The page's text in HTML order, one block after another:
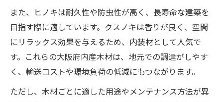
イント
リノベーション木材調達の失敗しないポイント
総まとめ
リノベーション木材調達で押さえるべき基
大阪府内産木材調達の注意点と対策まとめ
また、ヒノキは耐久性や防虫性が高く、長寿命な建築を
目指す際に適しています。クスノキは香りが良く、空間
にリラックス効果を与えるため、内装材として人気で
す。これらの大阪府内産木材は、地元での調達がしやす
く、輸送コストや環境負荷の低減にもつながります。
ただし、木材ごとに適した用途やメンテナンス方法が異